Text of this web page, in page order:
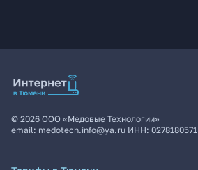
© 2026 ООО «Медовые Технологии»
email: medotech.info@ya.ru ИНН: 0278180571